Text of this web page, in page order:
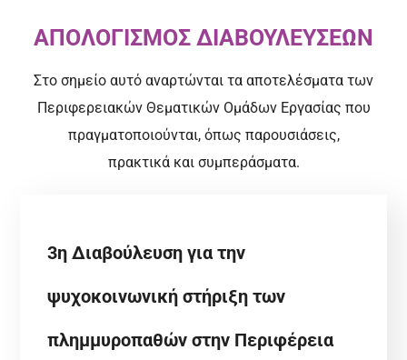
ΑΠΟΛΟΓΙΣΜΟΣ ΔΙΑΒΟΥΛΕΥΣΕΩΝ
Στο σημείο αυτό αναρτώνται τα αποτελέσματα των
Περιφερειακών Θεματικών Ομάδων Εργασίας που
πραγματοποιούνται, όπως παρουσιάσεις,
πρακτικά και συμπεράσματα.
3η Διαβούλευση για την
ψυχοκοινωνική στήριξη των
πλημμυροπαθών στην Περιφέρεια